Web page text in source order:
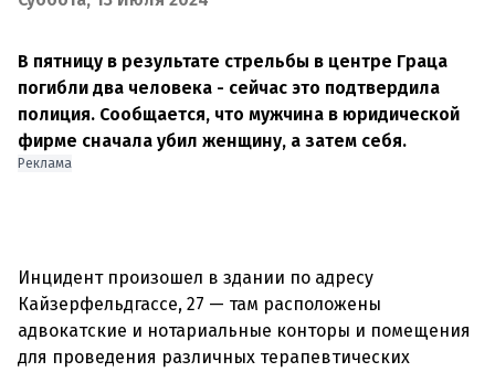
В пятницу в результате стрельбы в центре Граца
погибли два человека - сейчас это подтвердила
полиция. Сообщается, что мужчина в юридической
фирме сначала убил женщину, а затем себя.
Реклама
Инцидент произошел в здании по адресу
Кайзерфельдгассе, 27 — там расположены
адвокатские и нотариальные конторы и помещения
для проведения различных терапевтических